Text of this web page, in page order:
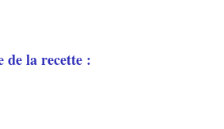
de la recette :